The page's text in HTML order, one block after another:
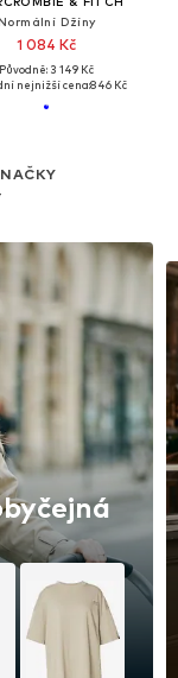
Džíny
1 084 Kč
Původně: 3 149 Kč
nejnižší cena:846 Kč